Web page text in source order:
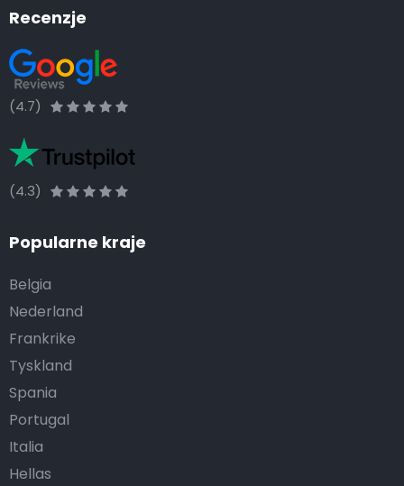
Recenzje
(4.7)
(4.3)
Popularne kraje
Belgia
Nederland
Frankrike
Tyskland
Spania
Portugal
Italia
Hellas